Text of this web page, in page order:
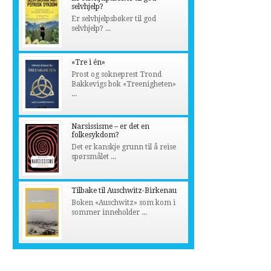
selvhjelp?
Er selvhjelpsbøker til god
selvhjelp? ...
«Tre i én»
Prost og sokneprest Trond
Bakkevigs bok «Treenigheten»
...
Narsissisme – er det en
folkesykdom?
Det er kanskje grunn til å reise
spørsmålet ...
Tilbake til Auschwitz-Birkenau
Boken «Auschwitz» som kom i
sommer inneholder ...